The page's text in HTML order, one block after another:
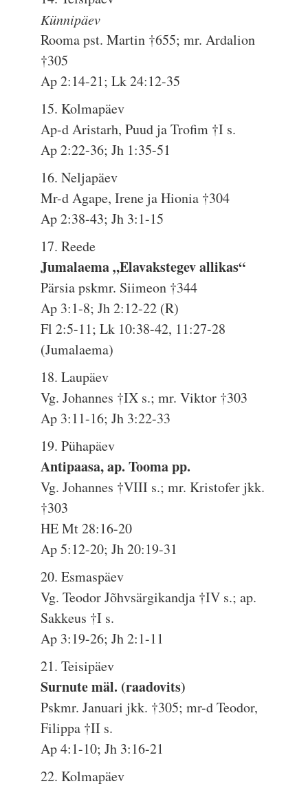
Künnipäev
Rooma pst. Martin †655; mr. Ardalion
†305
Ap 2:14-21; Lk 24:12-35
15. Kolmapäev
Ap-d Aristarh, Puud ja Trofim †I s.
Ap 2:22-36; Jh 1:35-51
16. Neljapäev
Mr-d Agape, Irene ja Hionia †304
Ap 2:38-43; Jh 3:1-15
17. Reede
Jumalaema „Elavakstegev allikas“
Pärsia pskmr. Siimeon †344
Ap 3:1-8; Jh 2:12-22 (R)
Fl 2:5-11; Lk 10:38-42, 11:27-28
(Jumalaema)
18. Laupäev
Vg. Johannes †IX s.; mr. Viktor †303
Ap 3:11-16; Jh 3:22-33
19. Pühapäev
Antipaasa, ap. Tooma pp.
Vg. Johannes †VIII s.; mr. Kristofer jkk.
†303
HE Mt 28:16-20
Ap 5:12-20; Jh 20:19-31
20. Esmaspäev
Vg. Teodor Jõhvsärgikandja †IV s.; ap.
Sakkeus †I s.
Ap 3:19-26; Jh 2:1-11
21. Teisipäev
Surnute mäl. (raadovits)
Pskmr. Januari jkk. †305; mr-d Teodor,
Filippa †II s.
Ap 4:1-10; Jh 3:16-21
22. Kolmapäev